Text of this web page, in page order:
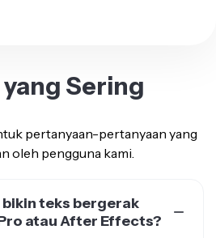
Sering
pertanyaan-pertanyaan yang
oleh pengguna kami.
atau After Effects?